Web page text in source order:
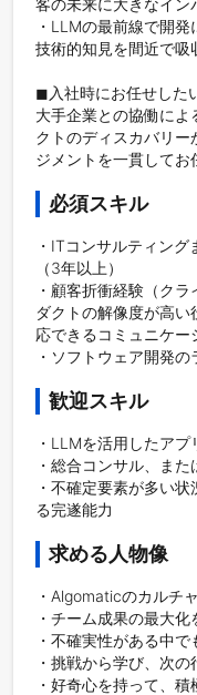
客の未来に大きなイン
・LLMの最前線で開発
技術的知見を間近で吸
◼︎入社時にお任せした
大手企業との協働に
クトのディスカバリ
ジメントを一貫してお
必須スキル
・ITコンサルティン
（3年以上）
・顧客折衝経験（ク
ダクトの解像度が高
応できるコミュニケー
・ソフトウェア開発
歓迎スキル
・LLMを活用したア
・総合コンサル、ま
・不確定要素が多い
る完遂能力
求める人物像
・Algomaticのカルチ
・チーム成果の最大化
・不確実性がある中
・挑戦から学び、次
・好奇心を持って、